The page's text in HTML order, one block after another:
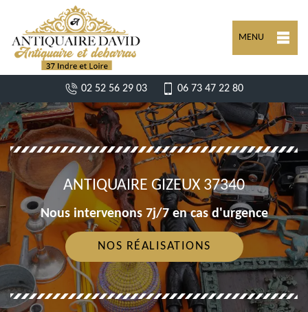
MENU
02 52 56 29 03 06 73 47 22 80
ANTIQUAIRE GIZEUX 37340
Nous intervenons 7j/7 en cas d'urgence
NOS RÉALISATIONS